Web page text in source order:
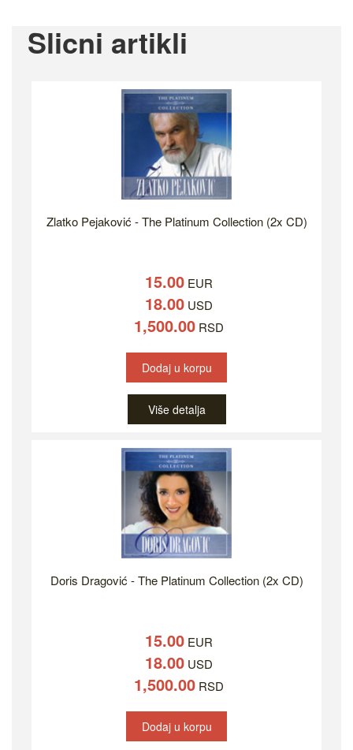
Slicni artikli
Zlatko Pejaković - The Platinum Collection (2x CD)
15.00EUR
18.00USD
1,500.00RSD
Dodaj u korpu
Više detalja
Doris Dragović - The Platinum Collection (2x CD)
15.00EUR
18.00USD
1,500.00RSD
Dodaj u korpu